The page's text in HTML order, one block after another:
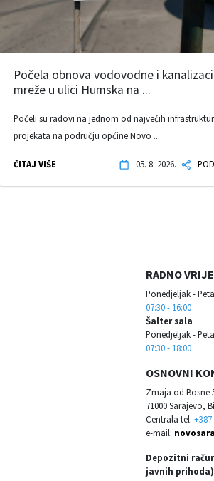
Počela obnova vodovodne i
mreže u ulici Humska na ...
Počeli su radovi na jednom od najvećih
projekata na području općine Novo ...
ČITAJ VIŠE 05. 8. 2026.
RADNO
Ponedjeljak -
07:30 - 16:00
Šalter sala
Ponedjeljak -
07:30 - 18:00
OSNOVNI
Zmaja od Bosne
71000 Sarajevo,
Centrala tel: +387
e-mail:
Depozitni
javnih